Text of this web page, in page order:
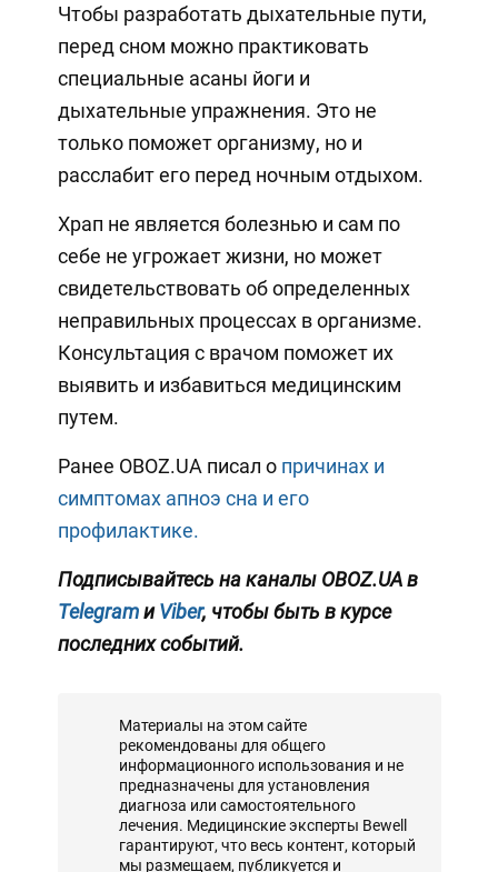
Чтобы разработать дыхательные пути,
перед сном можно практиковать
специальные асаны йоги и
дыхательные упражнения. Это не
только поможет организму, но и
расслабит его перед ночным отдыхом.
Храп не является болезнью и сам по
себе не угрожает жизни, но может
свидетельствовать об определенных
неправильных процессах в организме.
Консультация с врачом поможет их
выявить и избавиться медицинским
путем.
Ранее OBOZ.UA писал о причинах и
симптомах апноэ сна и его
профилактике.
Подписывайтесь на каналы OBOZ.UA в
TelegramиViber, чтобы быть в курсе
последних событий.
Материалы на этом сайте
рекомендованы для общего
информационного использования и не
предназначены для установления
диагноза или самостоятельного
лечения. Медицинские эксперты Bewell
гарантируют, что весь контент, который
мы размещаем, публикуется и